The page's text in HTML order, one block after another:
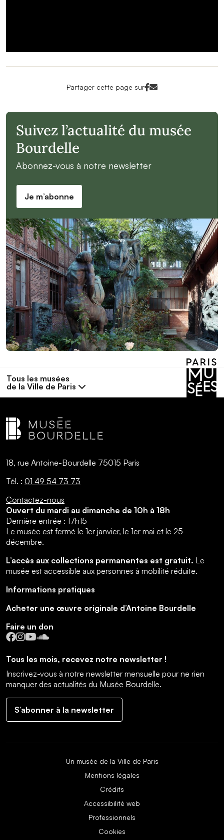
Partager cette page surFacebook<
Mail<
Suivez l’actualité du musée
Bourdelle
Abonnez-vous à notre newsletter
Je m’abonne
Tous les musées
de la Ville de Paris
18, rue Antoine-Bourdelle 75015 Paris
Tél. : 01 49 54 73 73
Contactez-nous
Ouvert du mardi au dimanche de 10h à 18h
Dernière entrée : 17h15
Le musée est fermé le 1er janvier, le 1er mai et le 25
décembre.
L’accès aux collections permanentes est gratuit. Le
musée est accessible aux personnes à mobilité réduite.
Informations pratiques
Acheter une œuvre originale d’Antoine Bourdelle
Faire un don
Facebook
Instagram
YouTube
SoundCloud
Tous les mois, recevez notre newsletter !
Inscrivez-vous à notre newsletter mensuelle pour ne rien
manquer des actualités du Musée Bourdelle.
S’abonner à la newsletter
Un musée de la Ville de Paris
Mentions légales
Crédits
Accessibilité web
Professionnels
Cookies